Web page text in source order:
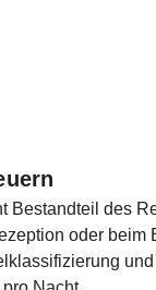
Bestandteil des
oder